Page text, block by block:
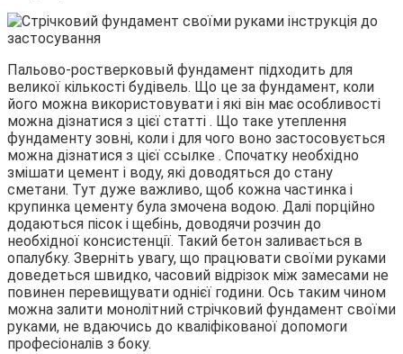
Пальово-ростверковый фундамент підходить для
великої кількості будівель. Що це за фундамент, коли
його можна використовувати і які він має особливості
можна дізнатися з цієї статті . Що таке утеплення
фундаменту зовні, коли і для чого воно застосовується
можна дізнатися з цієї ссылке . Спочатку необхідно
змішати цемент і воду, які доводяться до стану
сметани. Тут дуже важливо, щоб кожна частинка і
крупинка цементу була змочена водою. Далі порційно
додаються пісок і щебінь, доводячи розчин до
необхідної консистенції. Такий бетон заливається в
опалубку. Зверніть увагу, що працювати своїми руками
доведеться швидко, часовий відрізок між замесами не
повинен перевищувати однієї години. Ось таким чином
можна залити монолітний стрічковий фундамент своїми
руками, не вдаючись до кваліфікованої допомоги
професіоналів з боку.